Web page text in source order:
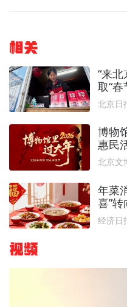
相关
“来
取“
北京日
博物
惠民
北京文
年菜
喜”转
经济日
视频